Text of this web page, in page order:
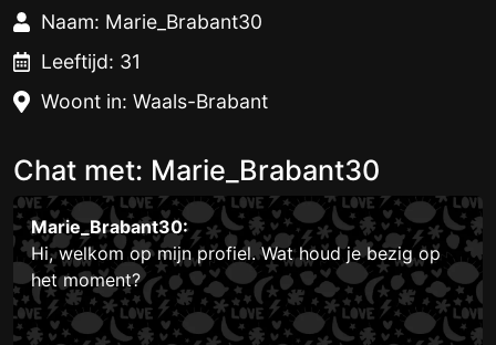
Naam: Marie_Brabant30
Leeftijd: 31
Woont in: Waals-Brabant
Chat met: Marie_Brabant30
Marie_Brabant30:
Hi, welkom op mijn profiel. Wat houd je bezig op
het moment?